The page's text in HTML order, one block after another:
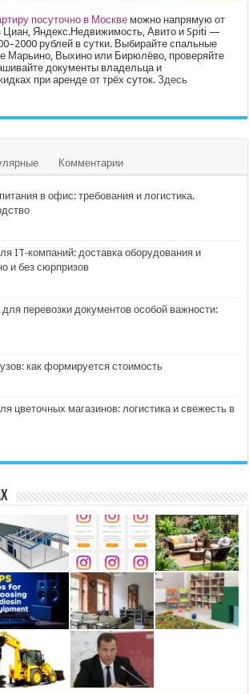
посуточно в Москве можно напрямую от
Циан, Яндекс.Недвижимость, Авито и Spiti —
рублей в сутки. Выбирайте спальные
Марьино, Выхино или Бирюлёво, проверяйте
документы владельца и
при аренде от трёх суток.Здесь
Комментарии
в офис: требования и логистика.
IT‑компаний: доставка оборудования и
и без сюрпризов
перевозки документов особой важности:
как формируется стоимость
цветочных магазинов: логистика и свежесть в